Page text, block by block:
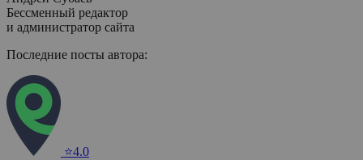
Бессменный редактор
и администратор сайта
Последние посты автора:
⭐4.0